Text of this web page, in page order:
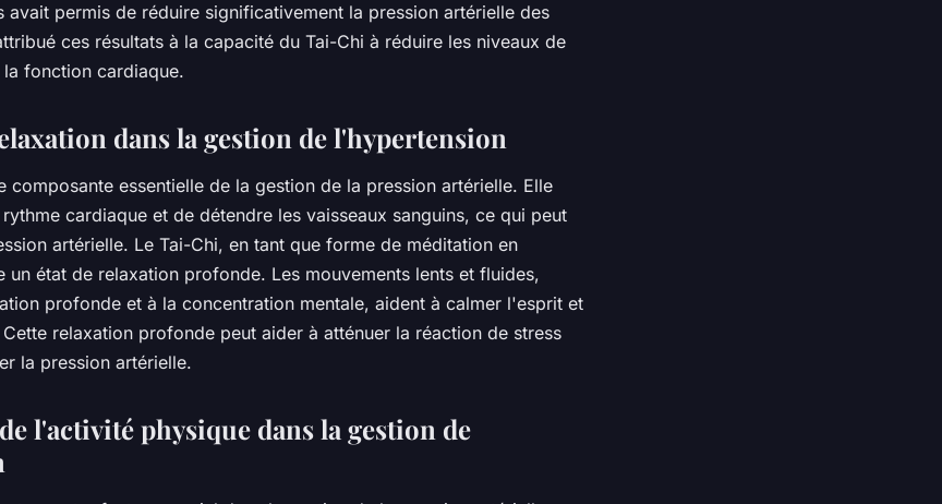
avait permis de réduire significativement la pression artérielle des
ces résultats à la capacité du Tai-Chi à réduire les niveaux de
fonction cardiaque.
dans la gestion de l'hypertension
composante essentielle de la gestion de la pression artérielle. Elle
cardiaque et de détendre les vaisseaux sanguins, ce qui peut
artérielle. Le Tai-Chi, en tant que forme de méditation en
un état de relaxation profonde. Les mouvements lents et fluides,
profonde et à la concentration mentale, aident à calmer l'esprit et
relaxation profonde peut aider à atténuer la réaction de stress
la pression artérielle.
l'activité physique dans la gestion de